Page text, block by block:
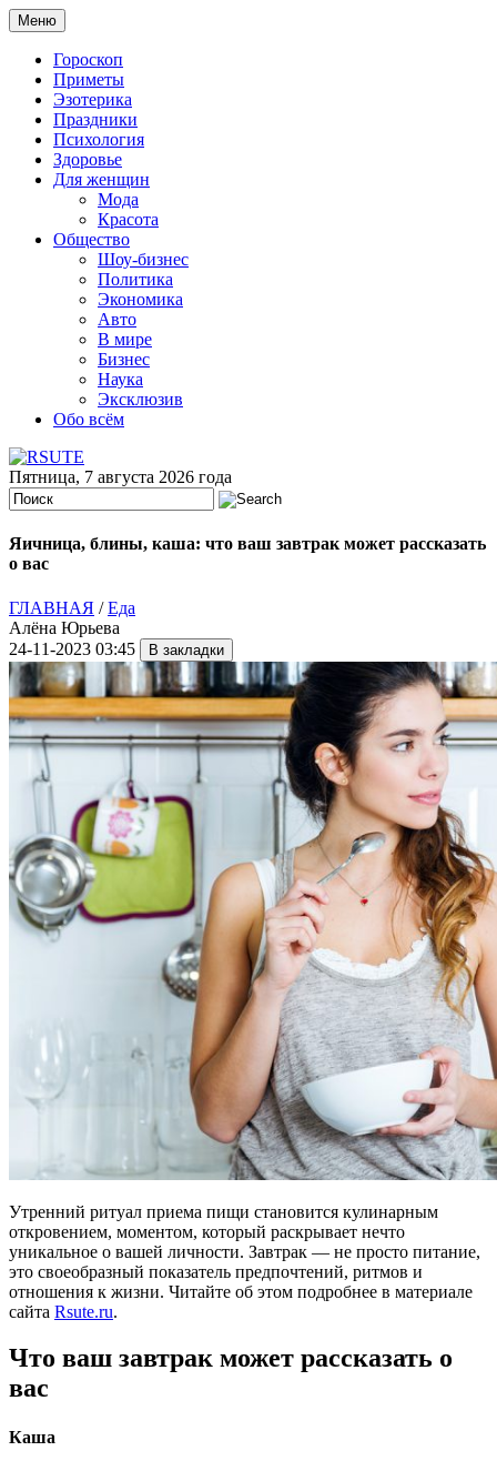
Меню
Гороскоп
Приметы
Эзотерика
Праздники
Психология
Здоровье
Для женщин
Мода
Красота
Общество
Шоу-бизнес
Политика
Экономика
Авто
В мире
Бизнес
Наука
Эксклюзив
Обо всём
Пятница, 7 августа 2026 года
Яичница, блины, каша: что ваш завтрак может рассказать
о вас
ГЛАВНАЯ /Еда
Алёна Юрьева
24-11-2023 03:45
Утренний ритуал приема пищи становится кулинарным
откровением, моментом, который раскрывает нечто
уникальное о вашей личности. Завтрак — не просто питание,
это своеобразный показатель предпочтений, ритмов и
отношения к жизни. Читайте об этом подробнее в материале
сайта Rsute.ru.
Что ваш завтрак может рассказать о
вас
Каша